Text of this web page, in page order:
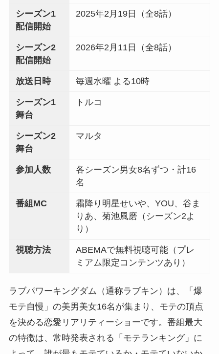
シーズン1
配信開始
2025年2月19日（全8話）
シーズン2
配信開始
2026年2月11日（全8話）
放送日時 毎週水曜 よる10時
シーズン1
舞台
トルコ
シーズン2
舞台
マルタ
参加人数
各シーズン男女8名ずつ・計16
名
番組MC
霜降り明星せいや、YOU、谷ま
りあ、菊池風磨（シーズン2よ
り）
視聴方法
ABEMAで無料視聴可能（プレ
ミアム限定コンテンツあり）
ラブパワーキングダム（通称ラブキン）は、「爆
モテ自慢」の美男美女16名が集まり、モテの頂点
を決める恋愛リアリティーショーです。番組最大
の特徴は、常時発表される「モテランキング」に